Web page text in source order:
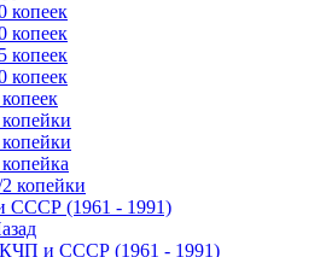
копеек
копеек
копеек
копеек
копейки
2 копейки
СССР (1961 - 1991)
и СССР (1961 - 1991)